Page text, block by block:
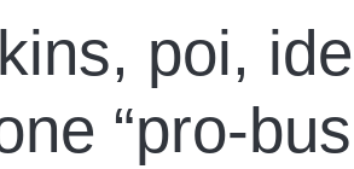
poi,
“pro-